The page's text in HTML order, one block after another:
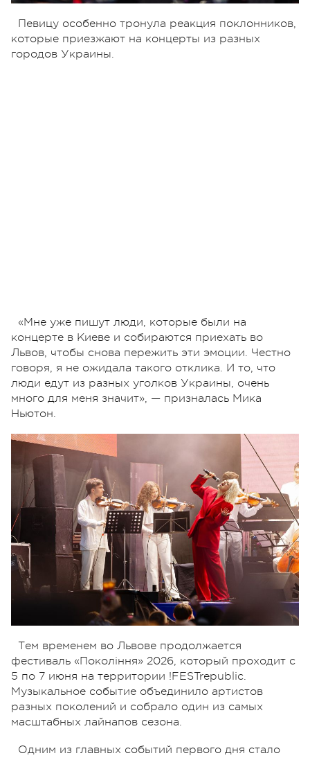
Певицу особенно тронула реакция поклонников,
которые приезжают на концерты из разных
городов Украины.
«Мне уже пишут люди, которые были на
концерте в Киеве и собираются приехать во
Львов, чтобы снова пережить эти эмоции. Честно
говоря, я не ожидала такого отклика. И то, что
люди едут из разных уголков Украины, очень
много для меня значит», — призналась Мика
Ньютон.
Тем временем во Львове продолжается
фестиваль «Покоління» 2026, который проходит с
5 по 7 июня на территории !FESTrepublic.
Музыкальное событие объединило артистов
разных поколений и собрало один из самых
масштабных лайнапов сезона.
Одним из главных событий первого дня стало